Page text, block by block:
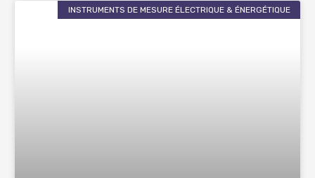
INSTRUMENTS DE MESURE ÉLECTRIQUE & ÉNERGÉTIQUE